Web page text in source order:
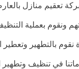
تعقيم منازل
ونقوم بعملية
نقوم بالتطهير
في تنظيف وتطهير